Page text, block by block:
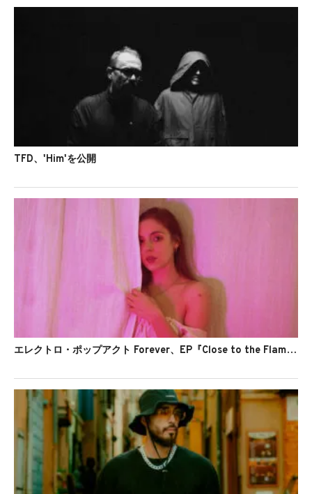
TFD、'Him'を公開
エレクトロ・ポップアクト Forever、EP『Close to the Flame』をリリース